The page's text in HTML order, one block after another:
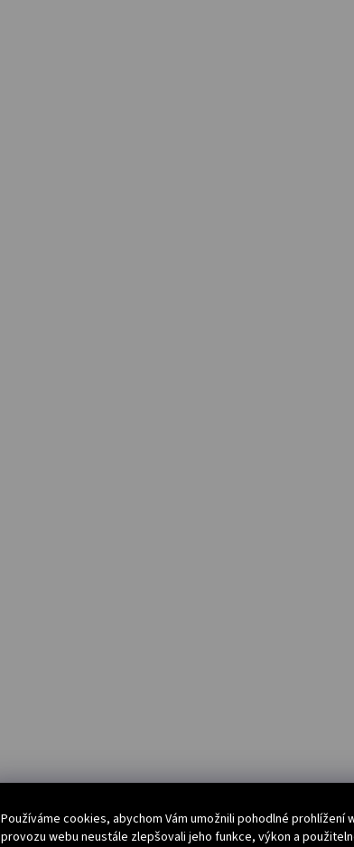
Používáme cookies, abychom Vám umožnili pohodlné prohlížení
provozu webu neustále zlepšovali jeho funkce, výkon a